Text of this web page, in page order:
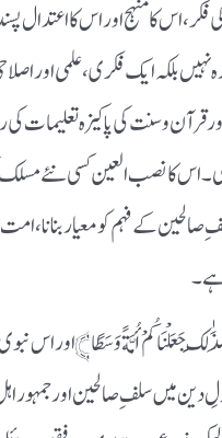
اس کا منہج اور اس کا اعتدال
نہیں بلکہ ایک فکری، علمی
قرآن و سنت کی پاکیزہ تعلیمات
اس کا نصب العین کسی نئے مسلک
کے فہم کو معیار بنانا، امت کے
ہے۔
جَعَلْنَاكُمْ أُمَّةً وَسَطًا﴾ اور اس نبوی
دین میں سلفِ صالحین اور